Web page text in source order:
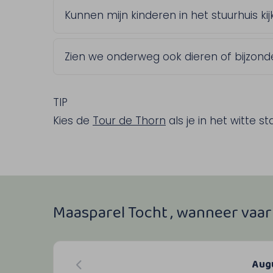
voorbij: Maasbracht, Wessem en
Kunnen mijn kinderen in het stuurhuis
kapitein naar binnen, vragen stellen
kinderen naar de kapitein.
Zien we onderweg ook dieren of
geluk watersporters en dieren spotten.
TIP
Kies de Tour de Thorn als je in het witte
Maasparel Tocht , wanneer